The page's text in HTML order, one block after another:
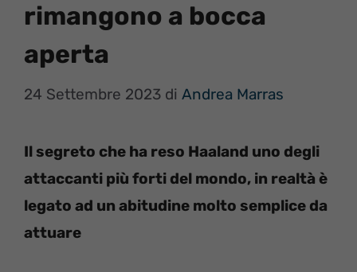
rimangono a bocca
aperta
24 Settembre 2023 di Andrea Marras
Il segreto che ha reso Haaland uno degli
attaccanti più forti del mondo, in realtà è
legato ad un abitudine molto semplice da
attuare